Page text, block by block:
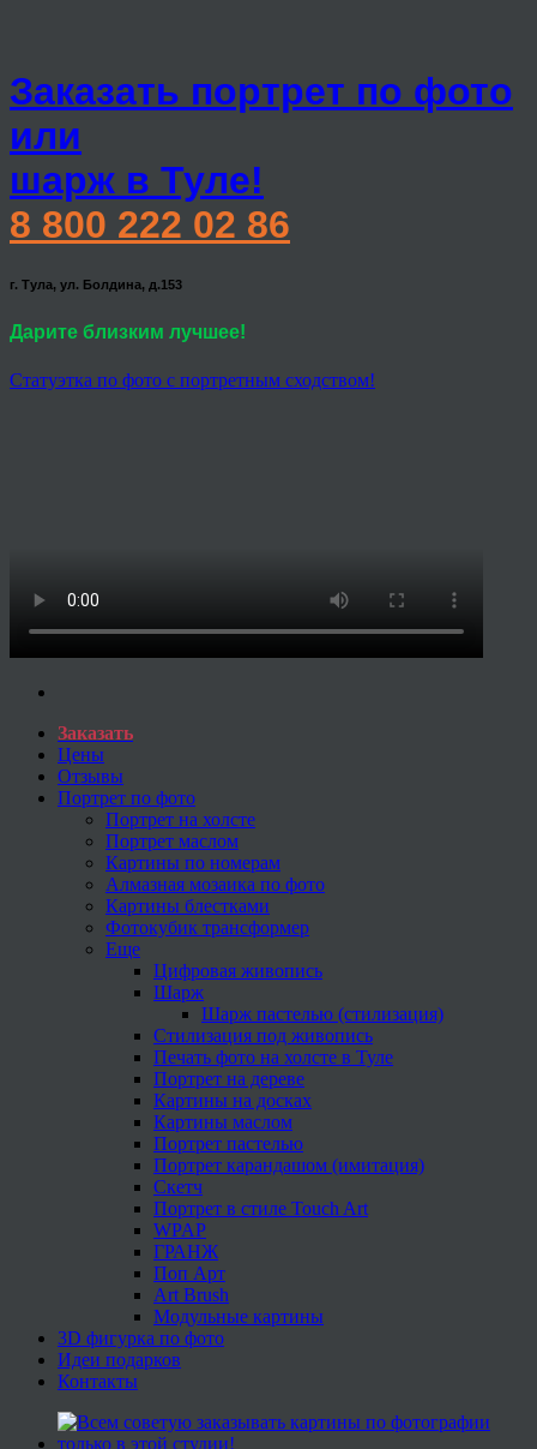
Заказать портрет по фото
или
шарж в Туле!
8 800 222 02 86
г. Тула, ул. Болдина, д.153
Дарите близким лучшее!
Статуэтка по фото с портретным сходством!
Заказать
Цены
Отзывы
Портрет по фото
Портрет на холсте
Портрет маслом
Картины по номерам
Алмазная мозаика по фото
Картины блестками
Фотокубик трансформер
Еще
Цифровая живопись
Шарж
Шарж пастелью (стилизация)
Стилизация под живопись
Печать фото на холсте в Туле
Портрет на дереве
Картины на досках
Картины маслом
Портрет пастелью
Портрет карандашом (имитация)
Скетч
Портрет в стиле Touch Art
WPAP
ГРАНЖ
Поп Арт
Art Brush
Модульные картины
3D фигурка по фото
Идеи подарков
Контакты